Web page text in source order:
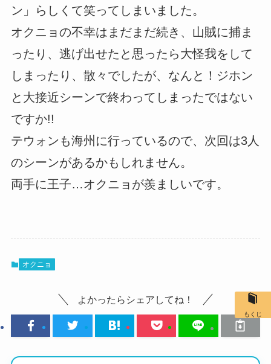
ン」らしくて笑ってしまいました。
オクニョの不幸はまだまだ続き、山賊に捕ま
ったり、逃げ出せたと思ったら大怪我をして
しまったり、散々でしたが、なんと！ジホン
と大接近シーンで終わってしまったではない
ですか!!
テウォンも海州に行っているので、次回は3人
のシーンがあるかもしれません。
両手に王子…オクニョが羨ましいです。
オクニョ
よかったらシェアしてね！
もくじ